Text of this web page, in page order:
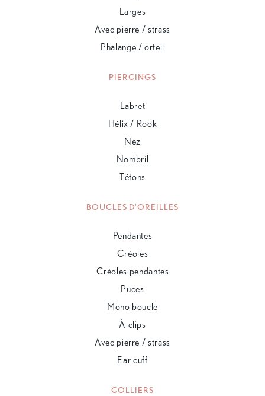
Larges
Avec pierre / strass
Phalange / orteil
PIERCINGS
Labret
Hélix / Rook
Nez
Nombril
Tétons
BOUCLES D'OREILLES
Pendantes
Créoles
Créoles pendantes
Puces
Mono boucle
À clips
Avec pierre / strass
Ear cuff
COLLIERS